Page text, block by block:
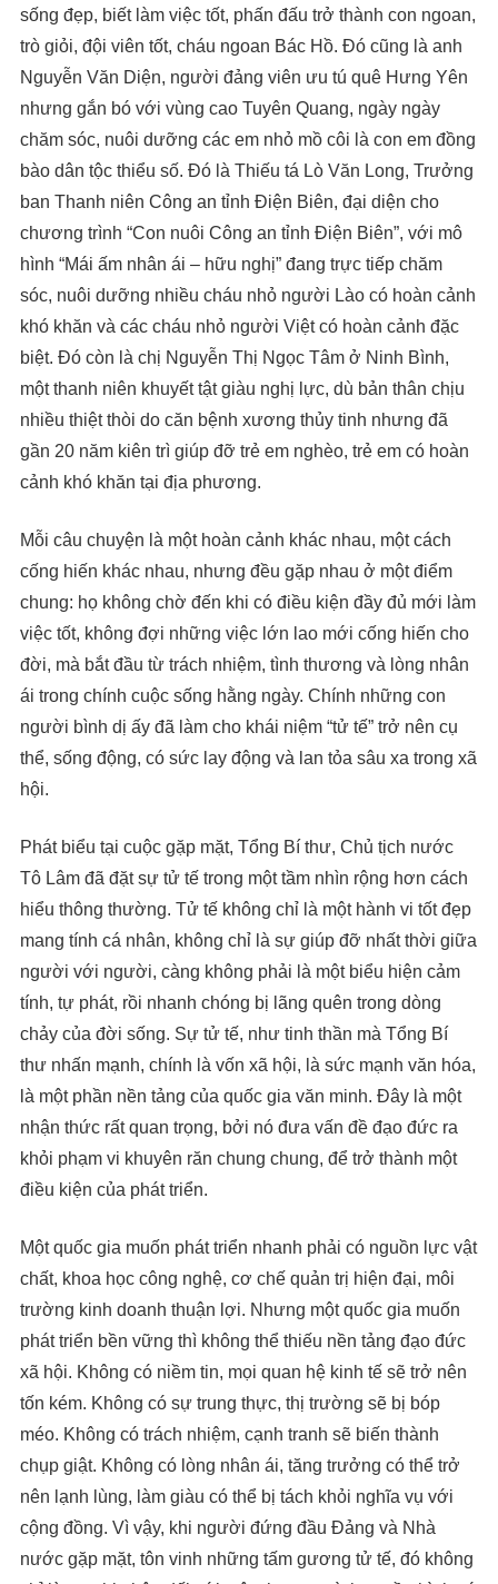
sống đẹp, biết làm việc tốt, phấn đấu trở thành con ngoan,
trò giỏi, đội viên tốt, cháu ngoan Bác Hồ. Đó cũng là anh
Nguyễn Văn Diện, người đảng viên ưu tú quê Hưng Yên
nhưng gắn bó với vùng cao Tuyên Quang, ngày ngày
chăm sóc, nuôi dưỡng các em nhỏ mồ côi là con em đồng
bào dân tộc thiểu số. Đó là Thiếu tá Lò Văn Long, Trưởng
ban Thanh niên Công an tỉnh Điện Biên, đại diện cho
chương trình “Con nuôi Công an tỉnh Điện Biên”, với mô
hình “Mái ấm nhân ái – hữu nghị” đang trực tiếp chăm
sóc, nuôi dưỡng nhiều cháu nhỏ người Lào có hoàn cảnh
khó khăn và các cháu nhỏ người Việt có hoàn cảnh đặc
biệt. Đó còn là chị Nguyễn Thị Ngọc Tâm ở Ninh Bình,
một thanh niên khuyết tật giàu nghị lực, dù bản thân chịu
nhiều thiệt thòi do căn bệnh xương thủy tinh nhưng đã
gần 20 năm kiên trì giúp đỡ trẻ em nghèo, trẻ em có hoàn
cảnh khó khăn tại địa phương.
Mỗi câu chuyện là một hoàn cảnh khác nhau, một cách
cống hiến khác nhau, nhưng đều gặp nhau ở một điểm
chung: họ không chờ đến khi có điều kiện đầy đủ mới làm
việc tốt, không đợi những việc lớn lao mới cống hiến cho
đời, mà bắt đầu từ trách nhiệm, tình thương và lòng nhân
ái trong chính cuộc sống hằng ngày. Chính những con
người bình dị ấy đã làm cho khái niệm “tử tế” trở nên cụ
thể, sống động, có sức lay động và lan tỏa sâu xa trong xã
hội.
Phát biểu tại cuộc gặp mặt, Tổng Bí thư, Chủ tịch nước
Tô Lâm đã đặt sự tử tế trong một tầm nhìn rộng hơn cách
hiểu thông thường. Tử tế không chỉ là một hành vi tốt đẹp
mang tính cá nhân, không chỉ là sự giúp đỡ nhất thời giữa
người với người, càng không phải là một biểu hiện cảm
tính, tự phát, rồi nhanh chóng bị lãng quên trong dòng
chảy của đời sống. Sự tử tế, như tinh thần mà Tổng Bí
thư nhấn mạnh, chính là vốn xã hội, là sức mạnh văn hóa,
là một phần nền tảng của quốc gia văn minh. Đây là một
nhận thức rất quan trọng, bởi nó đưa vấn đề đạo đức ra
khỏi phạm vi khuyên răn chung chung, để trở thành một
điều kiện của phát triển.
Một quốc gia muốn phát triển nhanh phải có nguồn lực vật
chất, khoa học công nghệ, cơ chế quản trị hiện đại, môi
trường kinh doanh thuận lợi. Nhưng một quốc gia muốn
phát triển bền vững thì không thể thiếu nền tảng đạo đức
xã hội. Không có niềm tin, mọi quan hệ kinh tế sẽ trở nên
tốn kém. Không có sự trung thực, thị trường sẽ bị bóp
méo. Không có trách nhiệm, cạnh tranh sẽ biến thành
chụp giật. Không có lòng nhân ái, tăng trưởng có thể trở
nên lạnh lùng, làm giàu có thể bị tách khỏi nghĩa vụ với
cộng đồng. Vì vậy, khi người đứng đầu Đảng và Nhà
nước gặp mặt, tôn vinh những tấm gương tử tế, đó không